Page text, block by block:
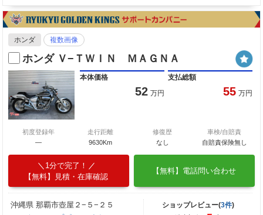
ホンダ 複数画像
ホンダ Ｖ−ＴＷＩＮ ＭＡＧＮＡ
本体価格
52 万円
支払総額
55 万円
初度登録年
―
走行距離
9630Km
修復歴
なし
車検/自賠責
自賠責保険無し
1分で完了！
【無料】見積・在庫確認
【無料】電話問い合わせ
沖縄県 那覇市壺屋２−５−２５
ショップレビュー(3件)